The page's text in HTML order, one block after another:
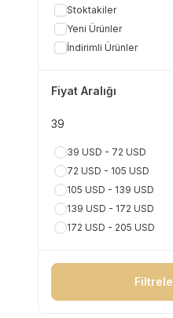
Stoktakiler
Yeni Ürünler
İndirimli Ürünler
Fiyat Aralığı
39 USD - 72 USD
72 USD - 105 USD
105 USD - 139 USD
139 USD - 172 USD
172 USD - 205 USD
Filtrele